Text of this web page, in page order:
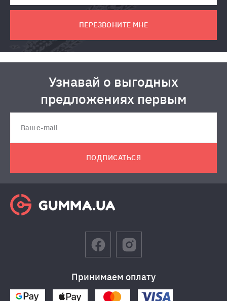
ПЕРЕЗВОНИТЕ МНЕ
Узнавай о выгодных
предложениях первым
ПОДПИСАТЬСЯ
Принимаем оплату